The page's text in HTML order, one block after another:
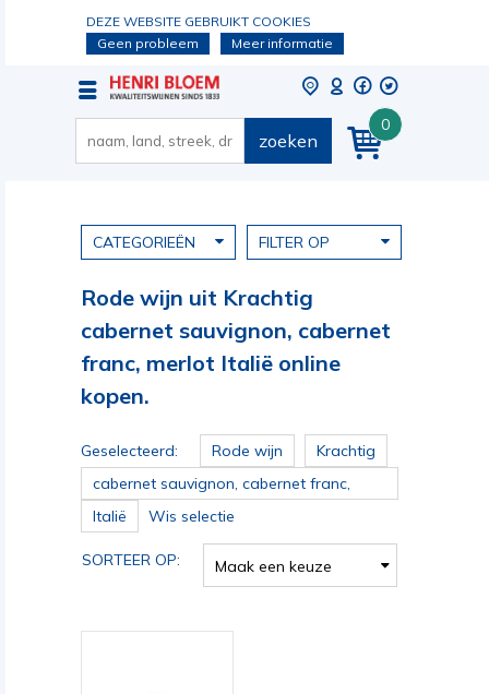
DEZE WEBSITE GEBRUIKT COOKIES
Geen probleem
Meer informatie
0
zoeken
CATEGORIEËN FILTER OP
Rode wijn uit Krachtig
cabernet sauvignon, cabernet
franc, merlot Italië online
kopen.
Geselecteerd: Rode wijn
Krachtig
cabernet sauvignon, cabernet franc,
merlot
Italië Wis selectie
SORTEER OP: Maak een keuze